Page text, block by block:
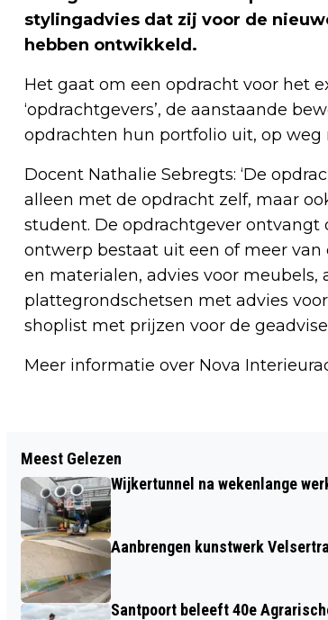
stylingadvies dat zij voor de
hebben ontwikkeld.
Het gaat om een opdracht voor het
‘opdrachtgevers’, de aanstaande
opdrachten hun portfolio uit, op weg
Docent Nathalie Sebregts: ‘De
alleen met de opdracht zelf, maar
student. De opdrachtgever ontvangt
ontwerp bestaat uit een of meer van
en materialen, advies voor meubels,
plattegrondschetsen met advies
shoplist met prijzen voor de
Meer informatie over Nova
INTIEM WINTERS COUNTRY EN
LUISTERCONCERT MET SYA IN
KENNEMER THEATER
Meest Gelezen
Wijkertunnel na wekenlange
Aanbrengen kunstwerk
Santpoort beleeft 40e